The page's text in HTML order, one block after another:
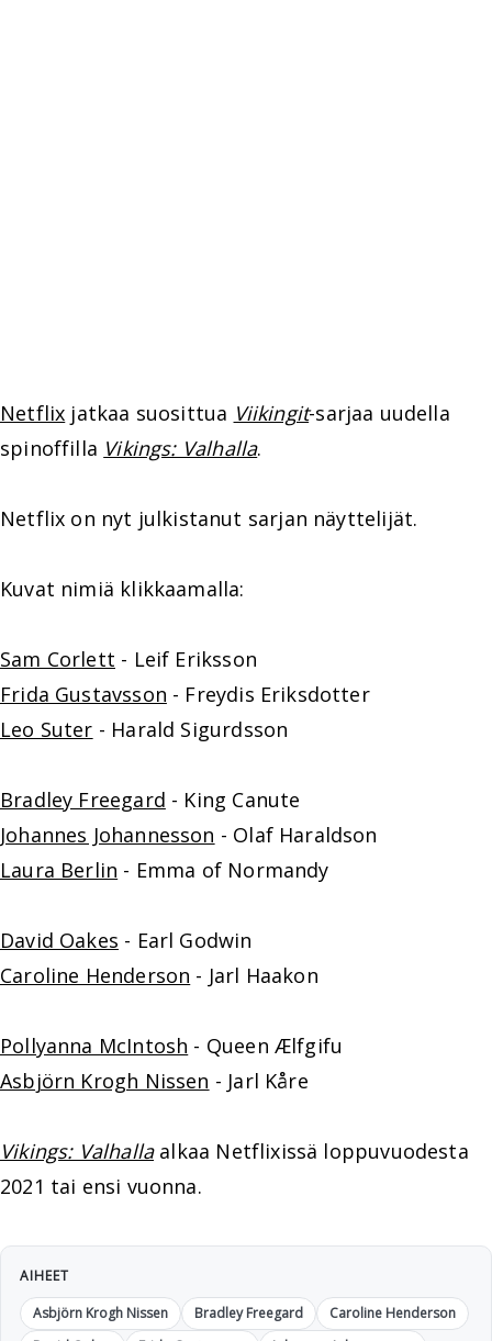
Netflix jatkaa suosittua Viikingit-sarjaa uudella
spinoffilla Vikings: Valhalla.
Netflix on nyt julkistanut sarjan näyttelijät.
Kuvat nimiä klikkaamalla:
Sam Corlett - Leif Eriksson
Frida Gustavsson - Freydis Eriksdotter
Leo Suter - Harald Sigurdsson
Bradley Freegard - King Canute
Johannes Johannesson - Olaf Haraldson
Laura Berlin - Emma of Normandy
David Oakes - Earl Godwin
Caroline Henderson - Jarl Haakon
Pollyanna McIntosh - Queen Ælfgifu
Asbjörn Krogh Nissen - Jarl Kåre
Vikings: Valhallaalkaa Netflixissä loppuvuodesta
2021 tai ensi vuonna.
AIHEET
Asbjörn Krogh Nissen
Bradley Freegard
Caroline Henderson